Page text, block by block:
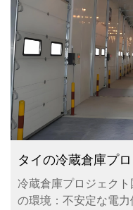
タイの冷蔵倉庫プ
冷蔵倉庫プロジェク
の環境：不安定な電